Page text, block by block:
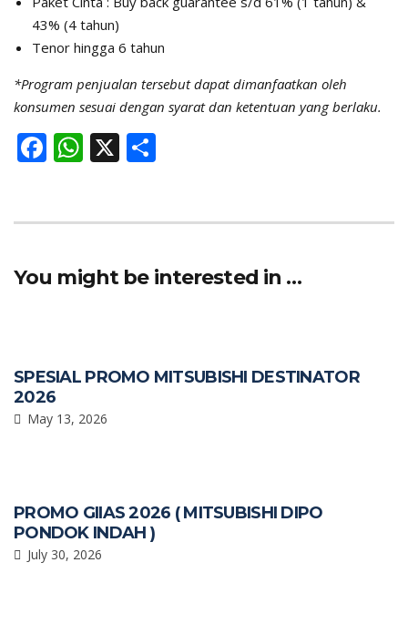
43% (4 tahun)
Tenor hingga 6 tahun
*Program penjualan tersebut dapat dimanfaatkan oleh
konsumen sesuai dengan syarat dan ketentuan yang berlaku.
F
b
o
o
W
s
A
p
X
e
You might be interested in …
SPESIAL PROMO MITSUBISHI DESTINATOR
2026
May 13, 2026
PROMO GIIAS 2026 ( MITSUBISHI DIPO
PONDOK INDAH )
July 30, 2026